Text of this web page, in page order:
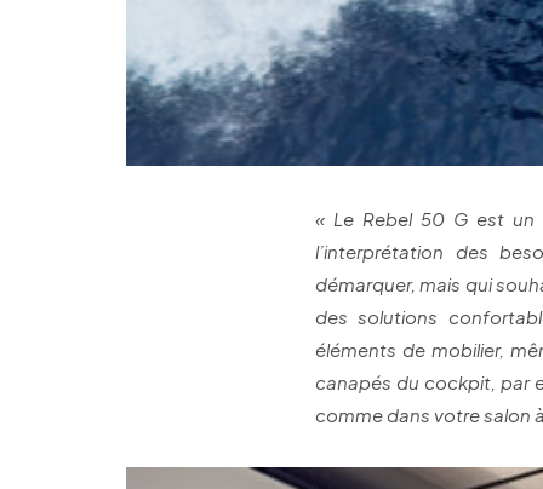
« Le Rebel 50 G est un
l’interprétation des
démarquer, mais qui
des solutions
éléments de mobilier,
canapés du cockpit, par
comme dans votre salon